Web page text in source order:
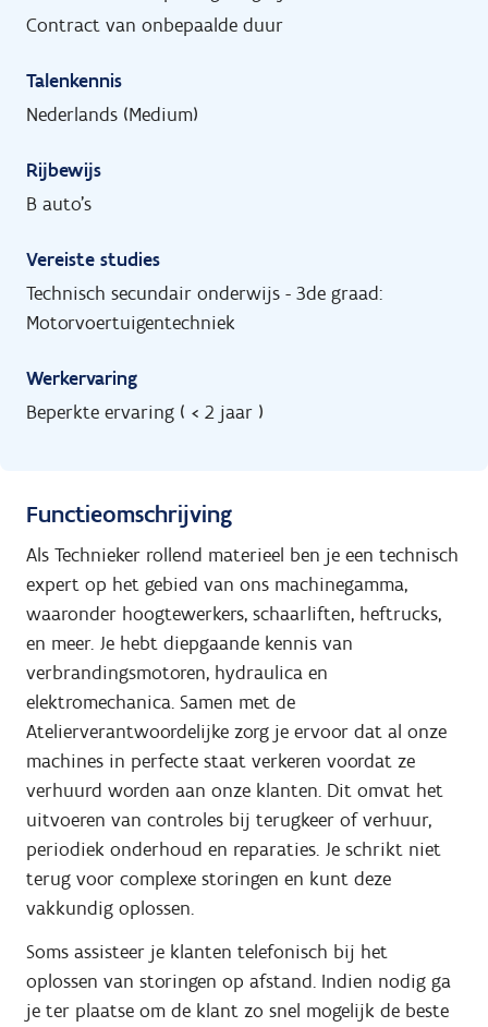
Contract van onbepaalde duur
Talenkennis
Nederlands (Medium)
Rijbewijs
B auto's
Vereiste studies
Technisch secundair onderwijs - 3de graad:
Motorvoertuigentechniek
Werkervaring
Beperkte ervaring ( < 2 jaar )
Functieomschrijving
Als Technieker rollend materieel ben je een technisch
expert op het gebied van ons machinegamma,
waaronder hoogtewerkers, schaarliften, heftrucks,
en meer. Je hebt diepgaande kennis van
verbrandingsmotoren, hydraulica en
elektromechanica. Samen met de
Atelierverantwoordelijke zorg je ervoor dat al onze
machines in perfecte staat verkeren voordat ze
verhuurd worden aan onze klanten. Dit omvat het
uitvoeren van controles bij terugkeer of verhuur,
periodiek onderhoud en reparaties. Je schrikt niet
terug voor complexe storingen en kunt deze
vakkundig oplossen.
Soms assisteer je klanten telefonisch bij het
oplossen van storingen op afstand. Indien nodig ga
je ter plaatse om de klant zo snel mogelijk de beste